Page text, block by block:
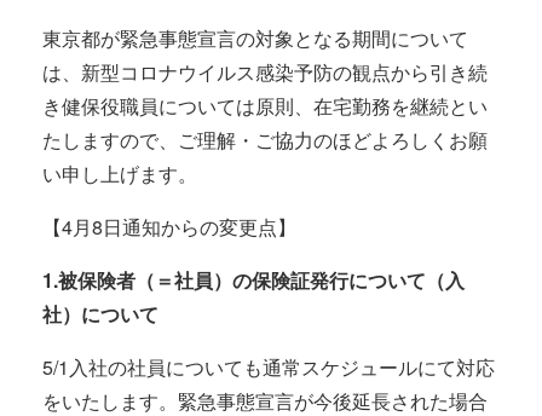
東京都が緊急事態宣言の対象となる期間について
は、新型コロナウイルス感染予防の観点から引き続
き健保役職員については原則、在宅勤務を継続とい
たしますので、ご理解・ご協力のほどよろしくお願
い申し上げます。
【4月8日通知からの変更点】
1.被保険者（＝社員）の保険証発行について（入
社）について
5/1入社の社員についても通常スケジュールにて対応
をいたします。緊急事態宣言が今後延長された場合